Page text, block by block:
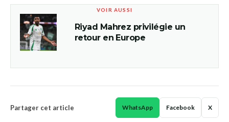
VOIR AUSSI
Riyad Mahrez privilégie un
retour en Europe
Partager cet article WhatsApp Facebook X